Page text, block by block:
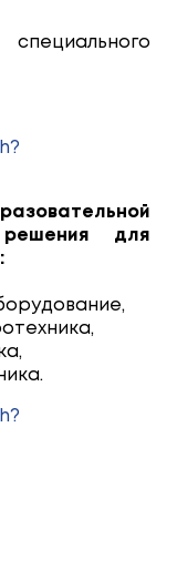
для